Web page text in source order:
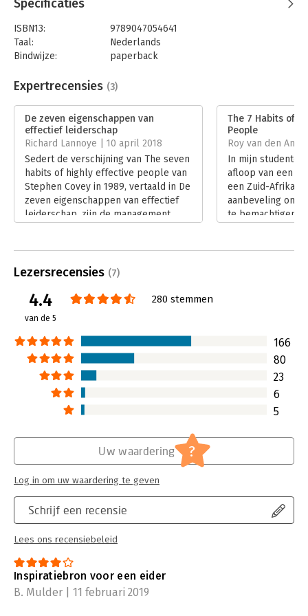
Specificaties
ISBN13:
9789047054641
Taal:
Nederlands
Bindwijze:
paperback
Uitgever:
Business Contact
Verschijningsdatum:
Hoofdrubriek:
Leiderschap
Jongbloed:
Bestuurskunde
Expertrecensies (3)
De zeven eigenschappen van
effectief leiderschap
Richard Lannoye | 10 april 2018
Sedert de verschijning van The seven
habits of highly effective people van
Stephen Covey in 1989, vertaald in De
zeven eigenschappen van effectief
leiderschap, zijn de management
Lees verder
The 7 Habits of
People
Roy van den
In mijn
afloop van een
een Zuid-
aanbeveling om
te bemachtigen
Lezersrecensies (7)
4.4
van de 5
280 stemmen
166
80
23
6
5
Schrijf een recensie
Lees ons recensiebeleid
Uw waardering ?
Log in om uw waardering te geven
Inspiratiebron voor een eider
B. Mulder | 11 februari 2019